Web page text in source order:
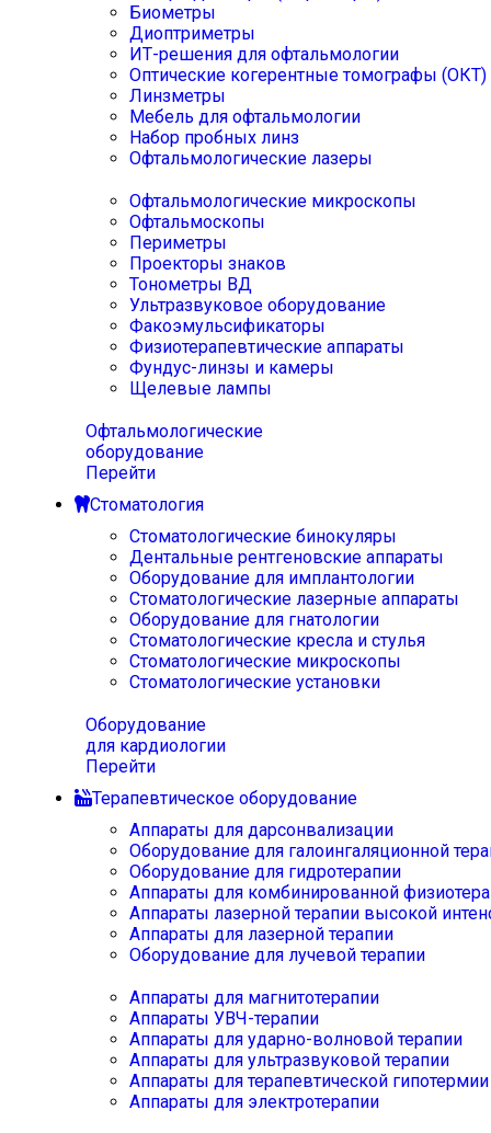
Биометры
Диоптриметры
ИТ-решения для офтальмологии
Оптические когерентные томографы (ОКТ)
Линзметры
Мебель для офтальмологии
Набор пробных линз
Офтальмологические лазеры
Офтальмологические микроскопы
Офтальмоскопы
Периметры
Проекторы знаков
Тонометры ВД
Ультразвуковое оборудование
Факоэмульсификаторы
Физиотерапевтические аппараты
Фундус-линзы и камеры
Щелевые лампы
Офтальмологические
оборудование
Перейти
Стоматология
Стоматологические бинокуляры
Дентальные рентгеновские аппараты
Оборудование для имплантологии
Стоматологические лазерные аппараты
Оборудование для гнатологии
Стоматологические кресла и стулья
Стоматологические микроскопы
Стоматологические установки
Оборудование
для кардиологии
Перейти
Терапевтическое оборудование
Аппараты для дарсонвализации
Оборудование для галоингаляционной
Оборудование для гидротерапии
Аппараты для комбинированной
Аппараты лазерной терапии высокой
Аппараты для лазерной терапии
Оборудование для лучевой терапии
Аппараты для магнитотерапии
Аппараты УВЧ-терапии
Аппараты для ударно-волновой терапии
Аппараты для ультразвуковой терапии
Аппараты для терапевтической
Аппараты для электротерапии